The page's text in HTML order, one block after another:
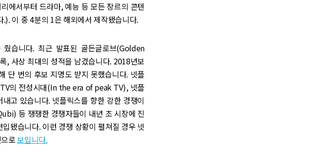
에서부터 드라마, 예능 등 모든 장르의 콘텐
이 중 4분의 1은 해외에서 제작됐습니다.
습니다. 최근 발표된 골든글로브(Golden
, 사상 최대의 성적을 남겼습니다. 2018년보
단 번의 후보 지명도 받지 못했습니다. 넷플
의 전성시대(In the era of peak TV), 넷플
고 있습니다. 넷플릭스를 향한 강한 경쟁이
등 쟁쟁한 경쟁자들이 내년 초 시장에 진
됐습니다. 이런 경쟁 상황이 펼쳐질 경우 넷
으로보입니다.